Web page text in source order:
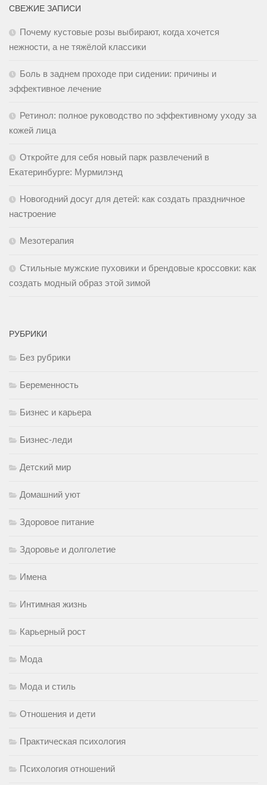
СВЕЖИЕ ЗАПИСИ
Почему кустовые розы выбирают, когда хочется
нежности, а не тяжёлой классики
Боль в заднем проходе при сидении: причины и
эффективное лечение
Ретинол: полное руководство по эффективному уходу за
кожей лица
Откройте для себя новый парк развлечений в
Екатеринбурге: Мурмилэнд
Новогодний досуг для детей: как создать праздничное
настроение
Мезотерапия
Стильные мужские пуховики и брендовые кроссовки: как
создать модный образ этой зимой
РУБРИКИ
Без рубрики
Беременность
Бизнес и карьера
Бизнес-леди
Детский мир
Домашний уют
Здоровое питание
Здоровье и долголетие
Имена
Интимная жизнь
Карьерный рост
Мода
Мода и стиль
Отношения и дети
Практическая психология
Психология отношений